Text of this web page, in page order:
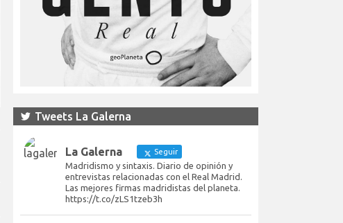
Tweets La Galerna
La Galerna Seguir
Madridismo y sintaxis. Diario de opinión y
entrevistas relacionadas con el Real Madrid.
Las mejores firmas madridistas del planeta.
https://t.co/zLS1tzeb3h